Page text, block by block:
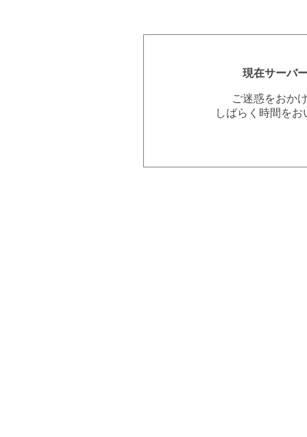
現在サーバ
ご迷惑をおか
しばらく時間を